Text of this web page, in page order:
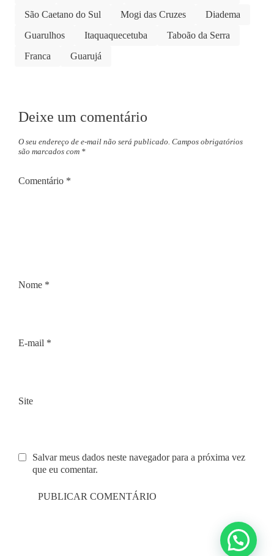
São Caetano do Sul
Mogi das Cruzes
Diadema
Guarulhos
Itaquaquecetuba
Taboão da Serra
Franca
Guarujá
Deixe um comentário
O seu endereço de e-mail não será publicado. Campos obrigatórios
são marcados com *
Comentário *
Nome *
E-mail *
Site
Salvar meus dados neste navegador para a próxima vez
que eu comentar.